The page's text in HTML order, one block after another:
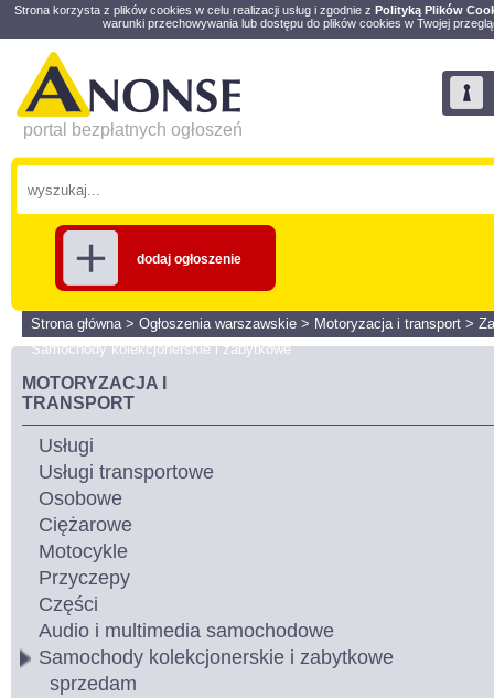
Strona korzysta z plików cookies w celu realizacji usług i zgodnie z Polityką Plików
warunki przechowywania lub dostępu do plików cookies w Twojej
portal bezpłatnych ogłoszeń
dodaj ogłoszenie
Strona główna> Ogłoszenia warszawskie > Motoryzacja i transport >
Samochody kolekcjonerskie i zabytkowe
MOTORYZACJA I
TRANSPORT
Usługi
Usługi transportowe
Osobowe
Ciężarowe
Motocykle
Przyczepy
Części
Audio i multimedia samochodowe
Samochody kolekcjonerskie i zabytkowe
sprzedam